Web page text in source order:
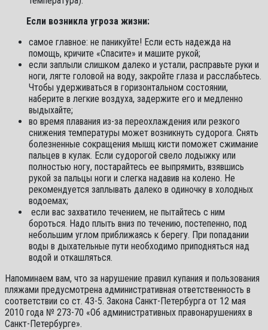
Если возникла угроза жизни:
самое главное: не паникуйте! Если есть надежда на
помощь, кричите «Спасите» и машите рукой;
если заплыли слишком далеко и устали, расправьте руки и
ноги, лягте головой на воду, закройте глаза и расслабьтесь.
Чтобы удерживаться в горизонтальном состоянии,
наберите в легкие воздуха, задержите его и медленно
выдыхайте;
во время плавания из-за переохлаждения или резкого
снижения температуры может возникнуть судорога. Снять
болезненные сокращения мышц кисти поможет сжимание
пальцев в кулак. Если судорогой свело лодыжку или
полностью ногу, постарайтесь ее выпрямить, взявшись
рукой за пальцы ноги и слегка надавив на колено. Не
рекомендуется заплывать далеко в одиночку в холодных
водоемах;
если вас захватило течением, не пытайтесь с ним
бороться. Надо плыть вниз по течению, постепенно, под
небольшим углом приближаясь к берегу. При попадании
воды в дыхательные пути необходимо приподняться над
водой и откашляться.
Напоминаем вам, что за нарушение правил купания и пользования
пляжами предусмотрена административная ответственность в
соответствии со ст. 43-5. Закона Санкт-Петербурга от 12 мая
2010 года № 273-70 «Об административных правонарушениях в
Санкт-Петербурге».